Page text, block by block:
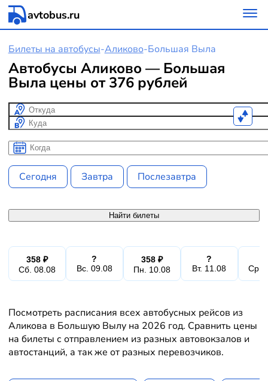
avtobus.ru
Билеты на автобусы-Аликово-Большая Выла
Автобусы Аликово — Большая
Выла цены от 376 рублей
Откуда
Куда
Когда
Когда
Сегодня Завтра Послезавтра
Найти билеты
358 ₽
Сб. 08.08
?
Вс. 09.08
358 ₽
Пн. 10.08
?
Вт. 11.08
Ср.
Посмотреть расписания всех автобусных рейсов из
Аликова в Большую Вылу на 2026 год. Сравнить цены
на билеты с отправлением из разных автовокзалов и
автостанций, а так же от разных перевозчиков.